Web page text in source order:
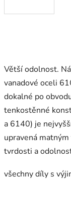
Větší odolnost.
vanadové oceli
dokalné po
tenkostěnné
a 6140) je
upravená
tvrdosti a
všechny díly s